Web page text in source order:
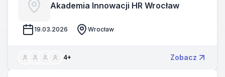
Akademia Innowacji HR Wrocław
19.03.2026 Wrocław
4+ Zobacz